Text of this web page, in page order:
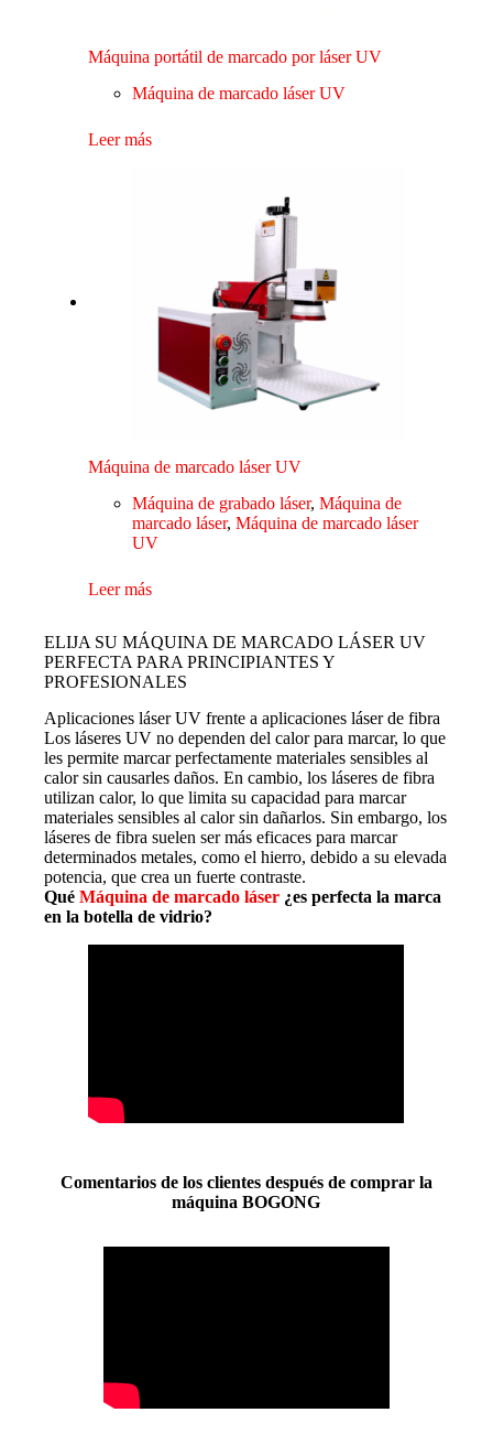
Máquina portátil de marcado por láser UV
Máquina de marcado láser UV
Leer más
Máquina de marcado láser UV
Máquina de grabado láser,Máquina de
marcado láser,Máquina de marcado láser
UV
Leer más
ELIJA SU MÁQUINA DE MARCADO LÁSER UV
PERFECTA PARA PRINCIPIANTES Y
PROFESIONALES
Aplicaciones láser UV frente a aplicaciones láser de fibra
Los láseres UV no dependen del calor para marcar, lo que
les permite marcar perfectamente materiales sensibles al
calor sin causarles daños. En cambio, los láseres de fibra
utilizan calor, lo que limita su capacidad para marcar
materiales sensibles al calor sin dañarlos. Sin embargo, los
láseres de fibra suelen ser más eficaces para marcar
determinados metales, como el hierro, debido a su elevada
potencia, que crea un fuerte contraste.
Qué Máquina de marcado láser ¿es perfecta la marca
en la botella de vidrio?
Comentarios de los clientes después de comprar la
máquina BOGONG